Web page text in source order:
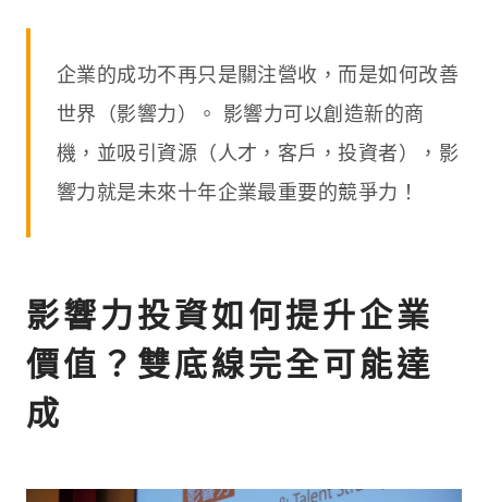
企業的成功不再只是關注營收，而是如何改善
世界（影響力）。 影響力可以創造新的商
機，並吸引資源（人才，客戶，投資者），影
響力就是未來十年企業最重要的競爭力！
影響力投資如何提升企業
價值？雙底線完全可能達
成